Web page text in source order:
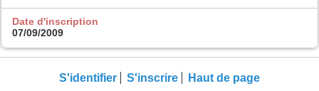
Date d'inscription
07/09/2009
S'identifier S'inscrire Haut de page